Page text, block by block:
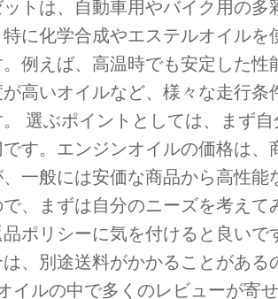
トは、自動車用やバイク用の多
に化学合成やエステルオイルを
例えば、高温時でも安定した性
高いオイルなど、様々な走行条
選ぶポイントとしては、まず
す。エンジンオイルの価格は、
一般には安価な商品から高性能
、まずは自分のニーズを考えて
ポリシーに気を付けると良いで
、別途送料がかかることがある
イルの中で多くのレビューが寄